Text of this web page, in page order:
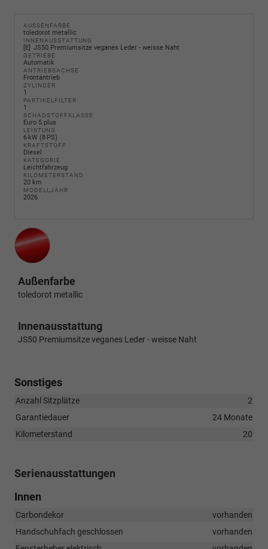
AUSSENFARBE
toledorot metallic
INNENAUSSTATTUNG
E JS50 Premiumsitze veganes Leder - weisse Naht
GETRIEBE
Automatik
ANTRIEBSACHSE
Frontantrieb
ZYLINDER
1
PARTIKELFILTER
1
SCHADSTOFFKLASSE
Euro 5 plus
LEISTUNG
6 kW (8 PS)
KRAFTSTOFF
Diesel
KATEGORIE
Leichtfahrzeug
KILOMETERSTAND
20 km
MODELLJAHR
2026
Außenfarbe
toledorot metallic
Innenausstattung
JS50 Premiumsitze veganes Leder - weisse Naht
Sonstiges
Anzahl Sitzplätze
2
Garantiedauer
24 Monate
Kilometerstand
20
Serienausstattungen
Innen
Carbondekor
vorhanden
Handschuhfach geschlossen
vorhanden